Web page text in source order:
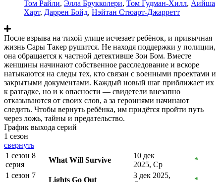
Том Райли, Элла Брукколери, Том Гудман-Хилл, Аийша
Харт, Даррен Бойд, Нэйтан Стюарт-Джарретт
После взрыва на тихой улице исчезает ребёнок, и привычная
жизнь Сары Такер рушится. Не находя поддержки у полиции,
она обращается к частной детективше Зои Бом. Вместе
женщины начинают собственное расследование и вскоре
натыкаются на следы тех, кто связан с военными проектами и
закрытыми документами. Каждый новый шаг приближает их
к разгадке, но и к опасности — свидетели внезапно
отказываются от своих слов, а за героинями начинают
следить. Чтобы вернуть ребёнка, им придётся пройти путь
через ложь, тайны и предательство.
График выхода серий
1 сезон
свернуть
1 сезон 8
серия
What Will Survive
10 дек
2025, Ср
*
1 сезон 7
Lights Go Out
3 дек 2025,
*